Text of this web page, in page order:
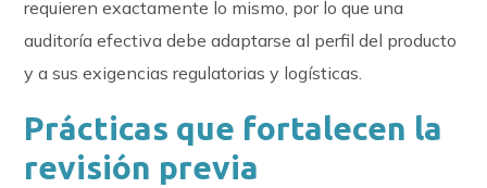
requieren exactamente lo mismo, por lo que una
auditoría efectiva debe adaptarse al perfil del producto
y a sus exigencias regulatorias y logísticas.
Prácticas que fortalecen la
revisión previa